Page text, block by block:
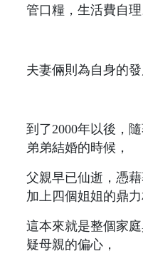
管口糧，生活費自理
夫妻倆則為自身的
到了2000年以後，
弟弟結婚的時候，
父親早已仙逝，憑
加上四個姐姐的鼎
這本來就是整個家
疑母親的偏心，